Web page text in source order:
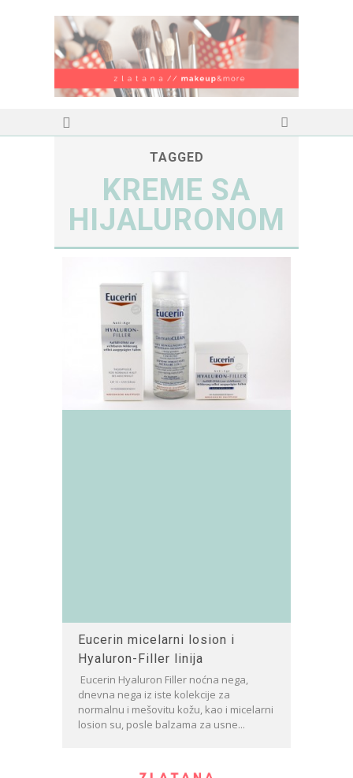
TAGGED
KREME SA
HIJALURONOM
Eucerin micelarni losion i
Hyaluron-Filler linija
Eucerin Hyaluron Filler noćna nega,
dnevna nega iz iste kolekcije za
normalnu i mešovitu kožu, kao i micelarni
losion su, posle balzama za usne...